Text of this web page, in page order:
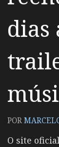
dias
POR
O site